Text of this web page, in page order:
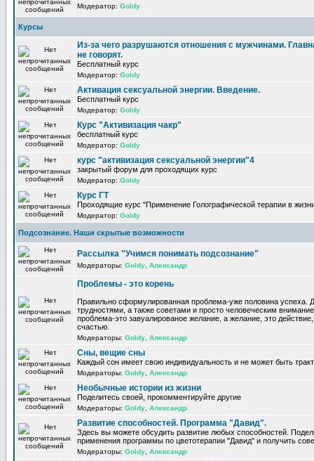
Модератор: Goldy
Курсы
Из-за чего разрушаются отношения с мужчинами.
не говорят.
Бесплатный курс
Модератор: Goldy
Активация сексуальной энергии. Введение.
Бесплатный курс
Модератор: Goldy
Курс "Активизация чакр"
бесплатный курс
Модератор: Goldy
курс "активизация сексуальной энергии"4
закрытый форум для проходящих курс
Модератор: Goldy
Курс ГТ
Проходящие курс "Применение Голографической терапии в
Модератор: Goldy
Подсознание. Наши скрытые возможности
Рассылка "Учимся понимать подсознание"
Модераторы: Goldy Александр
Проблемы - это корень
Правильно сформулированная проблема-уже половина успеха.
трудностями, а также советами и просто человеческим
проблема-это завуалированое желание, а желание, это
счастью.
Модераторы: Goldy Александр
Сны, вещие сны
Каждый сон имеет свою индивидуальность и не может быть
Модераторы: Goldy Александр
Необычные истории из жизни
Поделитесь своей, прокомментируйте другие
Модераторы: Goldy Александр
Развитие способностей. Программа "Давид".
Здесь вы можете обсудить развитие любых способностей.
применения программы по цветотерапии "Давид" и получить
Модераторы: Goldy Александр